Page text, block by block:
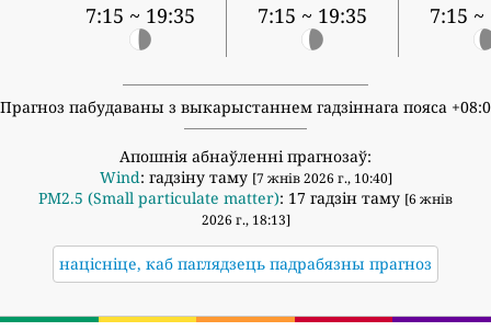
7:15 ~ 19:35 7:15 ~ 19:35 7:15 ~
Прагноз пабудаваны з выкарыстаннем гадзіннага пояса
Апошнія абнаўленні прагнозаў:
Wind: гадзіну таму [7 жнів 2026 г., 10:40]
PM2.5 (Small particulate matter): 17 гадзін таму [6 жнів
2026 г., 18:13]
націсніце, каб паглядзець падрабязны прагноз